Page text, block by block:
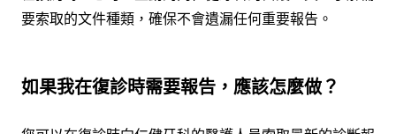
要索取的文件種類，確保不會遺漏任何重要報告。
如果我在復診時需要報告，應該怎麼做？